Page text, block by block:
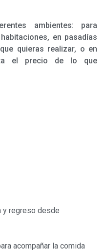
ambientes: para
en pasadías
quieras realizar, o en
el precio de lo que
y regreso desde
acompañar la comida